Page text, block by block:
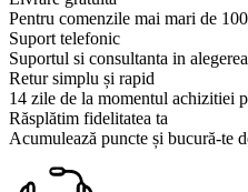
Pentru comenzile mai mari de
Suport telefonic
Suportul si consultanta in
Retur simplu și rapid
14 zile de la momentul achizitiei
Răsplătim fidelitatea ta
Acumulează puncte și bucură-te